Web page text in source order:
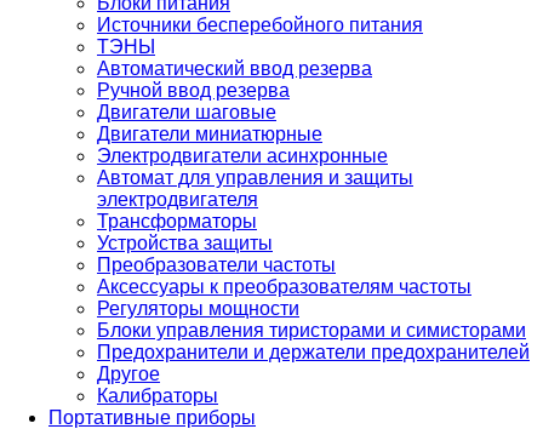
Источники бесперебойного питания
ТЭНЫ
Автоматический ввод резерва
Ручной ввод резерва
Двигатели шаговые
Двигатели миниатюрные
Электродвигатели асинхронные
Автомат для управления и защиты
электродвигателя
Трансформаторы
Устройства защиты
Преобразователи частоты
Аксессуары к преобразователям частоты
Регуляторы мощности
Блоки управления тиристорами и симисторами
Предохранители и держатели предохранителей
Другое
Калибраторы
Портативные приборы